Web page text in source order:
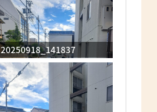
20250918_141837